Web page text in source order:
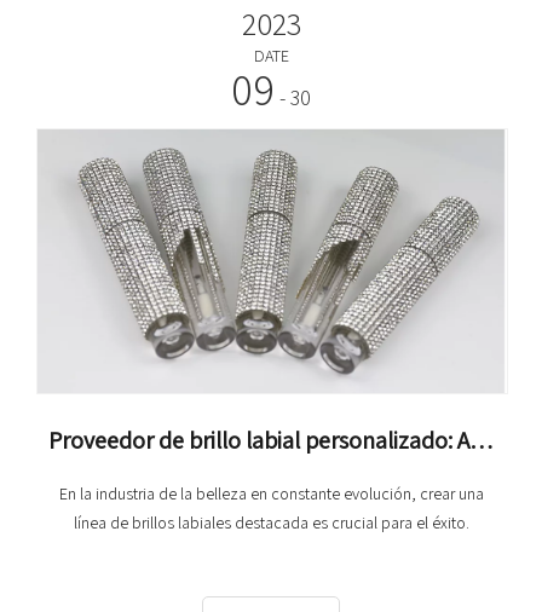
2023
DATE
09 - 30
Proveedor de brillo labial personalizado: Adaptación de sus productos para lograr el éxito
En la industria de la belleza en constante evolución, crear una
línea de brillos labiales destacada es crucial para el éxito.